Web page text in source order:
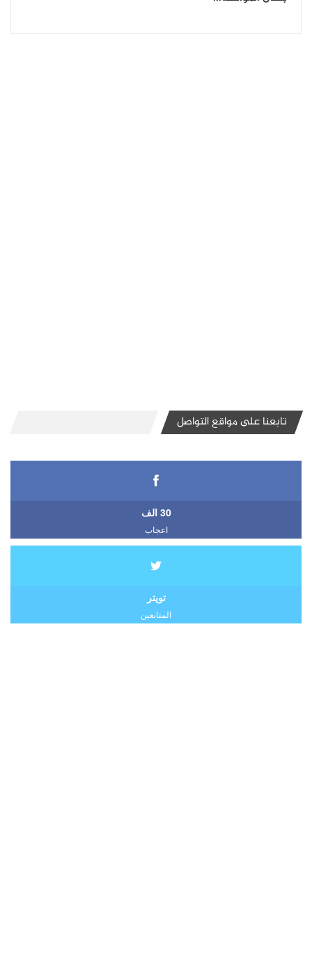
تابعنا على مواقع التواصل
30 الف
اعجاب
تويتر
المتابعين